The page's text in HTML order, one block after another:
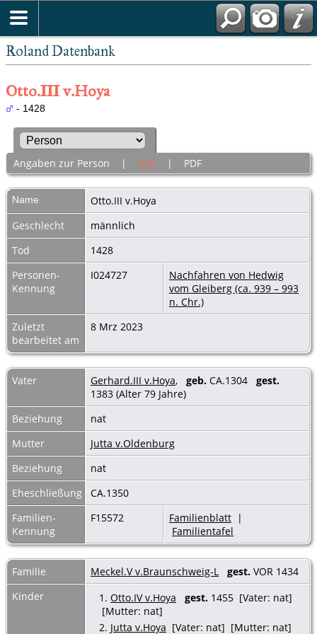
Roland Datenbank
Otto.III v.Hoya
- 1428
Angaben zur Person | Alle | PDF
Name Otto.III v.Hoya
Geschlecht
männlich
Tod
1428
Personen-
Kennung
I024727
Nachfahren von Hedwig
vom Gleiberg (ca. 939 – 993
n. Chr.)
Zuletzt
bearbeitet am
8 Mrz 2023
Vater Gerhard.III v.Hoya, geb. CA.1304 gest.
1383 (Alter 79 Jahre)
Beziehung
nat
Mutter
Jutta v.Oldenburg
Beziehung
nat
Eheschließung
CA.1350
Familien-
Kennung
F15572 Familienblatt |
Familientafel
Familie Meckel.V v.Braunschweig-L gest. VOR 1434
Kinder
1. Otto.IV v.Hoya gest. 1455 [Vater: nat]
[Mutter: nat]
2. Jutta v.Hoya [Vater: nat] [Mutter: nat]